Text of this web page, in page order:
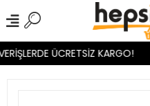
ÜCRETSİZ KARGO!